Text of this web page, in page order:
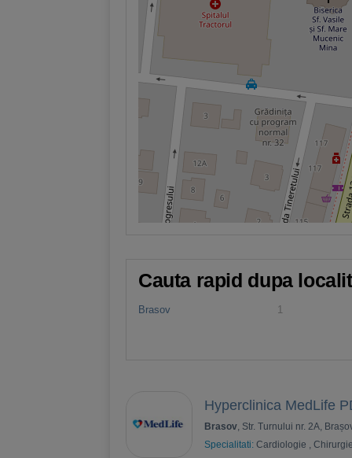
Cauta rapid dupa
Brasov 1
Hyperclinica MedLife
Brasov, Str. Turnului nr. 2A,
Specialitati: Cardiologie ,